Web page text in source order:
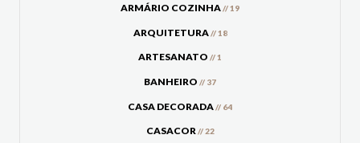
ARMÁRIO COZINHA// 19
ARQUITETURA// 18
ARTESANATO // 1
BANHEIRO // 37
CASA DECORADA// 64
CASACOR// 22